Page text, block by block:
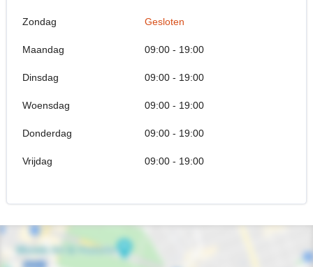
Zondag Gesloten
Maandag 09:00 - 19:00
Dinsdag 09:00 - 19:00
Woensdag 09:00 - 19:00
Donderdag 09:00 - 19:00
Vrijdag 09:00 - 19:00